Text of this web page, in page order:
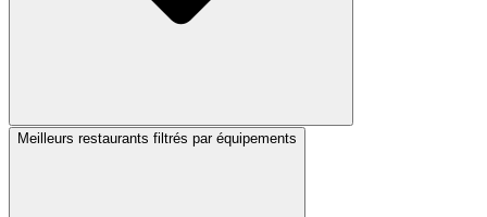
Meilleurs restaurants filtrés par équipements